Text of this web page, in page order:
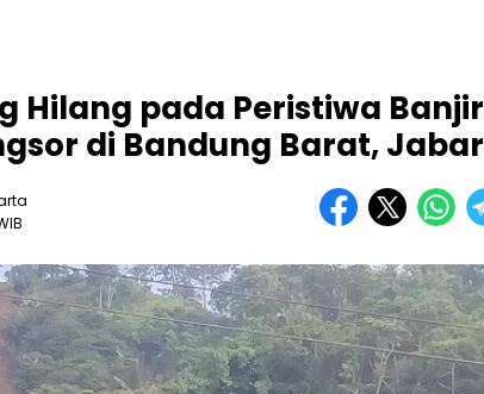
Hilang pada Peristiwa Banjir
di Bandung Barat, Jabar